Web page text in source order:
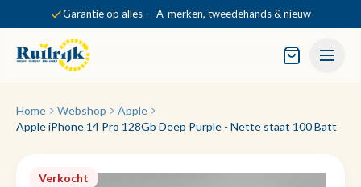
Garantie op alles — A-merken, tweedehands & nieuw
Home Webshop
Apple
Apple iPhone 14 Pro 128Gb Deep Purple - Nette staat 100 Batt
Verkocht